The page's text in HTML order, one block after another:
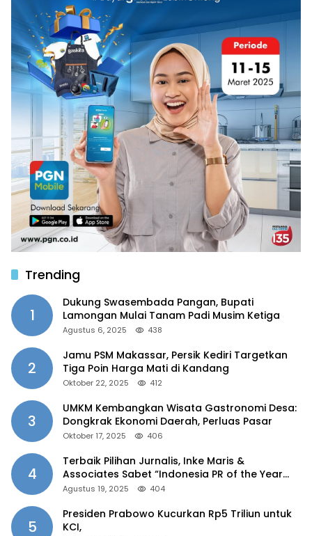
Trending
1
Dukung Swasembada Pangan, Bupati
Lamongan Mulai Tanam Padi Musim Ketiga
Agustus 6, 2025 438
2
Jamu PSM Makassar, Persik Kediri Targetkan
Tiga Poin Harga Mati di Kandang
Oktober 22, 2025 412
3
UMKM Kembangkan Wisata Gastronomi Desa:
Dongkrak Ekonomi Daerah, Perluas Pasar
Oktober 17, 2025 406
4
Terbaik Pilihan Jurnalis, Inke Maris &
Associates Sabet “Indonesia PR of the Year
2025”
Agustus 19, 2025 404
5
Presiden Prabowo Kucurkan Rp5 Triliun untuk
KCI,